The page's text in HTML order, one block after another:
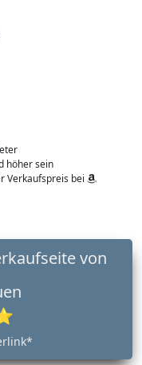
höher sein
Verkaufspreis bei